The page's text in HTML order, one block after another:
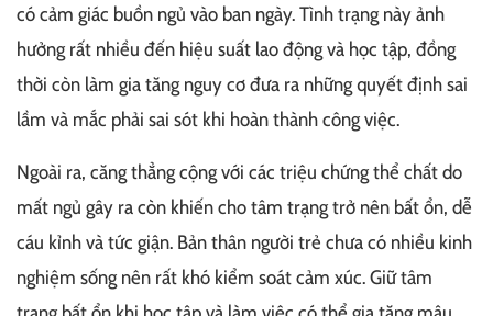
có cảm giác buồn ngủ vào ban ngày. Tình trạng này ảnh
hưởng rất nhiều đến hiệu suất lao động và học tập, đồng
thời còn làm gia tăng nguy cơ đưa ra những quyết định sai
lầm và mắc phải sai sót khi hoàn thành công việc.
Ngoài ra, căng thẳng cộng với các triệu chứng thể chất do
mất ngủ gây ra còn khiến cho tâm trạng trở nên bất ổn, dễ
cáu kỉnh và tức giận. Bản thân người trẻ chưa có nhiều kinh
nghiệm sống nên rất khó kiểm soát cảm xúc. Giữ tâm